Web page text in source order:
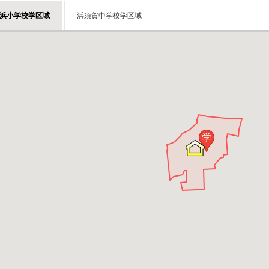
小学校学区域 浜須賀中学校学区域
学